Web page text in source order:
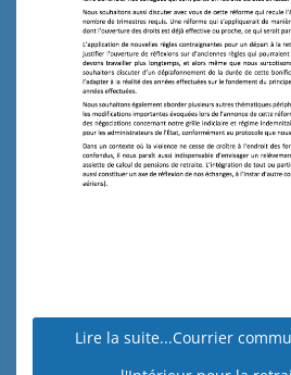
Lire la suite...Courrier